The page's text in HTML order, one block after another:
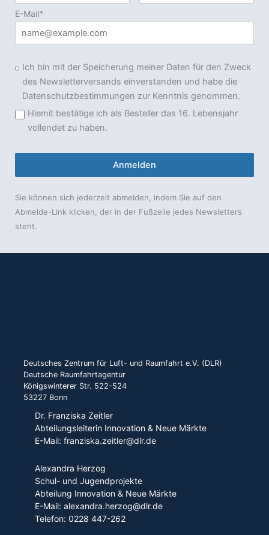
E-Mail*
Ich bin mit der Speicherung meiner Daten für den Zweck
des Newsletterversands einverstanden und habe die
Datenschutzbestimmungen zur Kenntnis genommen.
Hiemit bestätige ich als Besteller das 16. Lebensjahr
vollendet zu haben.
Anmelden
Sie können sich jederzeit abmelden, indem Sie auf den
Abmelde-Link klicken, der in der Fußzeile jedes Newsletters
steht.
Deutsches Zentrum für Luft- und Raumfahrt e.V. (DLR)
Deutsche Raumfahrtagentur
Königswinterer Str. 522-524
53227 Bonn
Dr. Franziska Zeitler
Abteilungsleiterin Innovation & Neue Märkte
E-Mail: franziska.zeitler@dlr.de
Alexandra Herzog
Schul- und Jugendprojekte
Abteilung Innovation & Neue Märkte
E-Mail: alexandra.herzog@dlr.de
Telefon: 0228 447-262